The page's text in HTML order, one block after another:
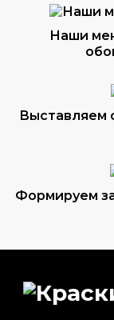
Наши
Выставляем
Формируем